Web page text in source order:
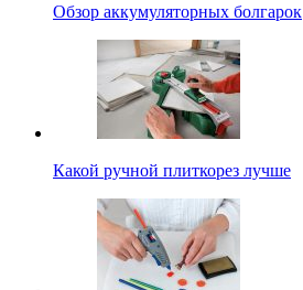
Обзор аккумуляторных болгарок
Какой ручной плиткорез лучше